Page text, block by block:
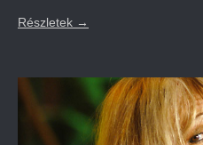
Részletek →